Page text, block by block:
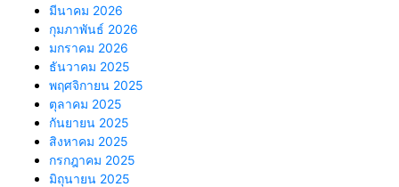
มีนาคม 2026
กุมภาพันธ์ 2026
มกราคม 2026
ธันวาคม 2025
พฤศจิกายน 2025
ตุลาคม 2025
กันยายน 2025
สิงหาคม 2025
กรกฎาคม 2025
มิถุนายน 2025